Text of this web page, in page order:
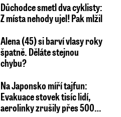
Důchodce smetl dva cyklisty:
Z místa nehody ujel! Pak mlžil
Alena (45) si barví vlasy roky
špatně. Děláte stejnou
chybu?
Na Japonsko míří tajfun:
Evakuace stovek tisíc lidí,
aerolinky zrušily přes 500…